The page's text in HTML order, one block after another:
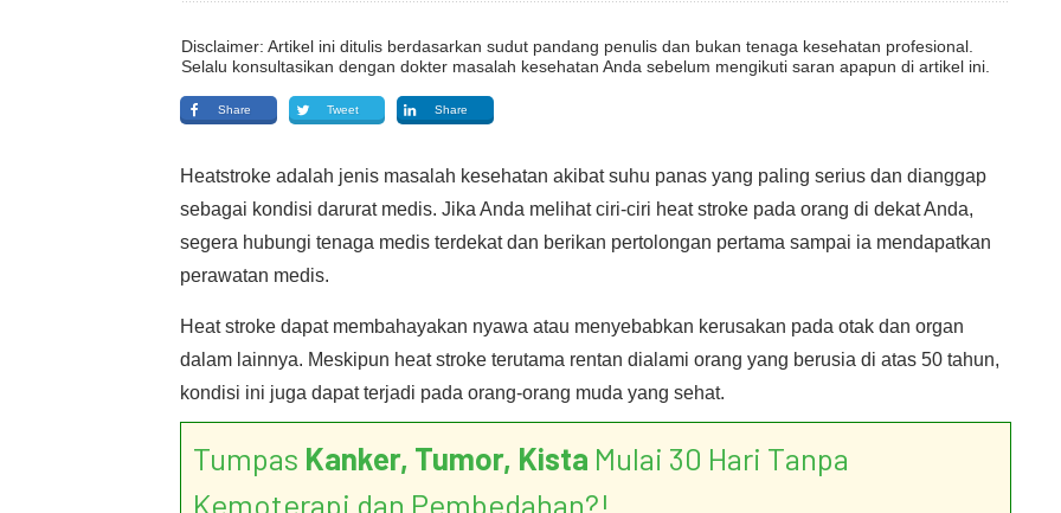
Disclaimer: Artikel ini ditulis berdasarkan sudut pandang penulis dan bukan tenaga kesehatan profesional.
Selalu konsultasikan dengan dokter masalah kesehatan Anda sebelum mengikuti saran apapun di artikel ini.
Share Tweet Share
Heatstroke adalah jenis masalah kesehatan akibat suhu panas yang paling serius dan dianggap
sebagai kondisi darurat medis. Jika Anda melihat ciri-ciri heat stroke pada orang di dekat Anda,
segera hubungi tenaga medis terdekat dan berikan pertolongan pertama sampai ia mendapatkan
perawatan medis.
Heat stroke dapat membahayakan nyawa atau menyebabkan kerusakan pada otak dan organ
dalam lainnya. Meskipun heat stroke terutama rentan dialami orang yang berusia di atas 50 tahun,
kondisi ini juga dapat terjadi pada orang-orang muda yang sehat.
Tumpas Kanker, Tumor, Kista Mulai 30 Hari Tanpa
Kemoterapi dan Pembedahan?!